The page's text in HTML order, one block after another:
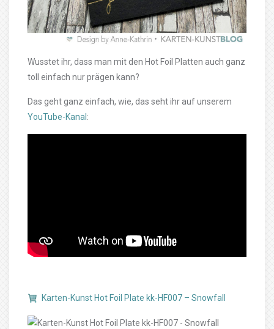
Wusstet ihr, dass man mit den Hot Foil Platten auch ganz
toll einfach nur prägen kann?
Das geht ganz einfach, wie, das seht ihr auf unserem
YouTube-Kanal :
Karten-Kunst Hot Foil Plate kk-HF007 – Snowfall